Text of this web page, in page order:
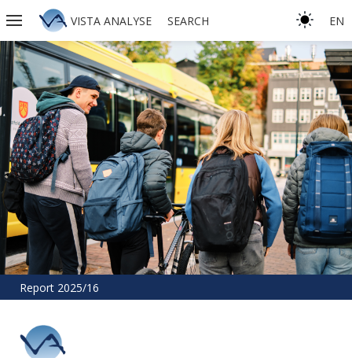
VISTA ANALYSE SEARCH EN
Report 2025/16